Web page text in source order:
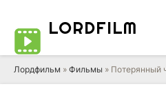
LORDFILM
Лордфильм » Фильмы » Потерянный